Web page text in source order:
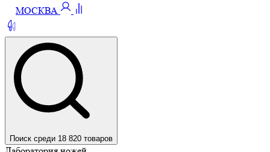
МОСКВА
Поиск среди 18 820 товаров